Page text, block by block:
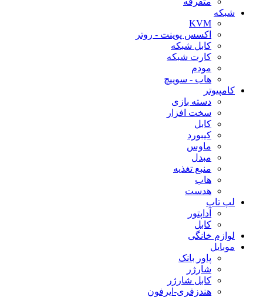
شبکه
KVM
اکسس پوینت - روتر
کابل شبکه
کارت شبکه
مودم
هاب - سوییچ
کامپیوتر
دسته بازی
سخت افزار
کابل
کیبورد
ماوس
مبدل
منبع تغذیه
هاب
هدست
لپ تاپ
آداپتور
کابل
لوازم خانگی
موبایل
پاور بانک
شارژر
کابل شارژر
هندزفری-ایرفون